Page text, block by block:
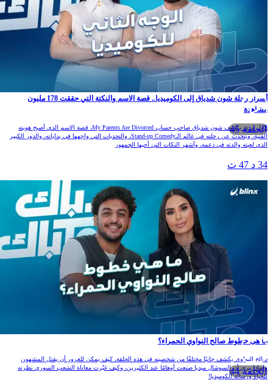
الحلقة 45
أسرار رحلة شون شدياق إلى الكوميديا.. قصة الاسم والنكتة التي حققت 178 مليون
مشاهدة
لأول مرة، يكشف شون شدياق صاحب حساب My Parents Are Divorced، قصة الاسم الذي أصبح هويته
الفنية، ويتحدث عن رحلته في عالم الـStand-up Comedy، والتحديات التي واجهها في بداياته، والدور الكبير
الذي لعبته والدته في دعمه، وأشهر النكات التي أحبها الجمهور
34 د 47 ث
الحلقة 44
ما هي خطوط صالح النواوي الحمراء؟
صالح النواوي يكشف جانبًا مختلفًا من شخصيته في هذه الحلقة، كيف يمكن للغرور أن يقتل المشهور،
ولماذا يرى أن السوشال ميديا صنعت أوهامًا عند الكثيرين، وكيف غيّرت معاناة الشعب السوري نظرته
للحياة ورسالة الكوميديا!